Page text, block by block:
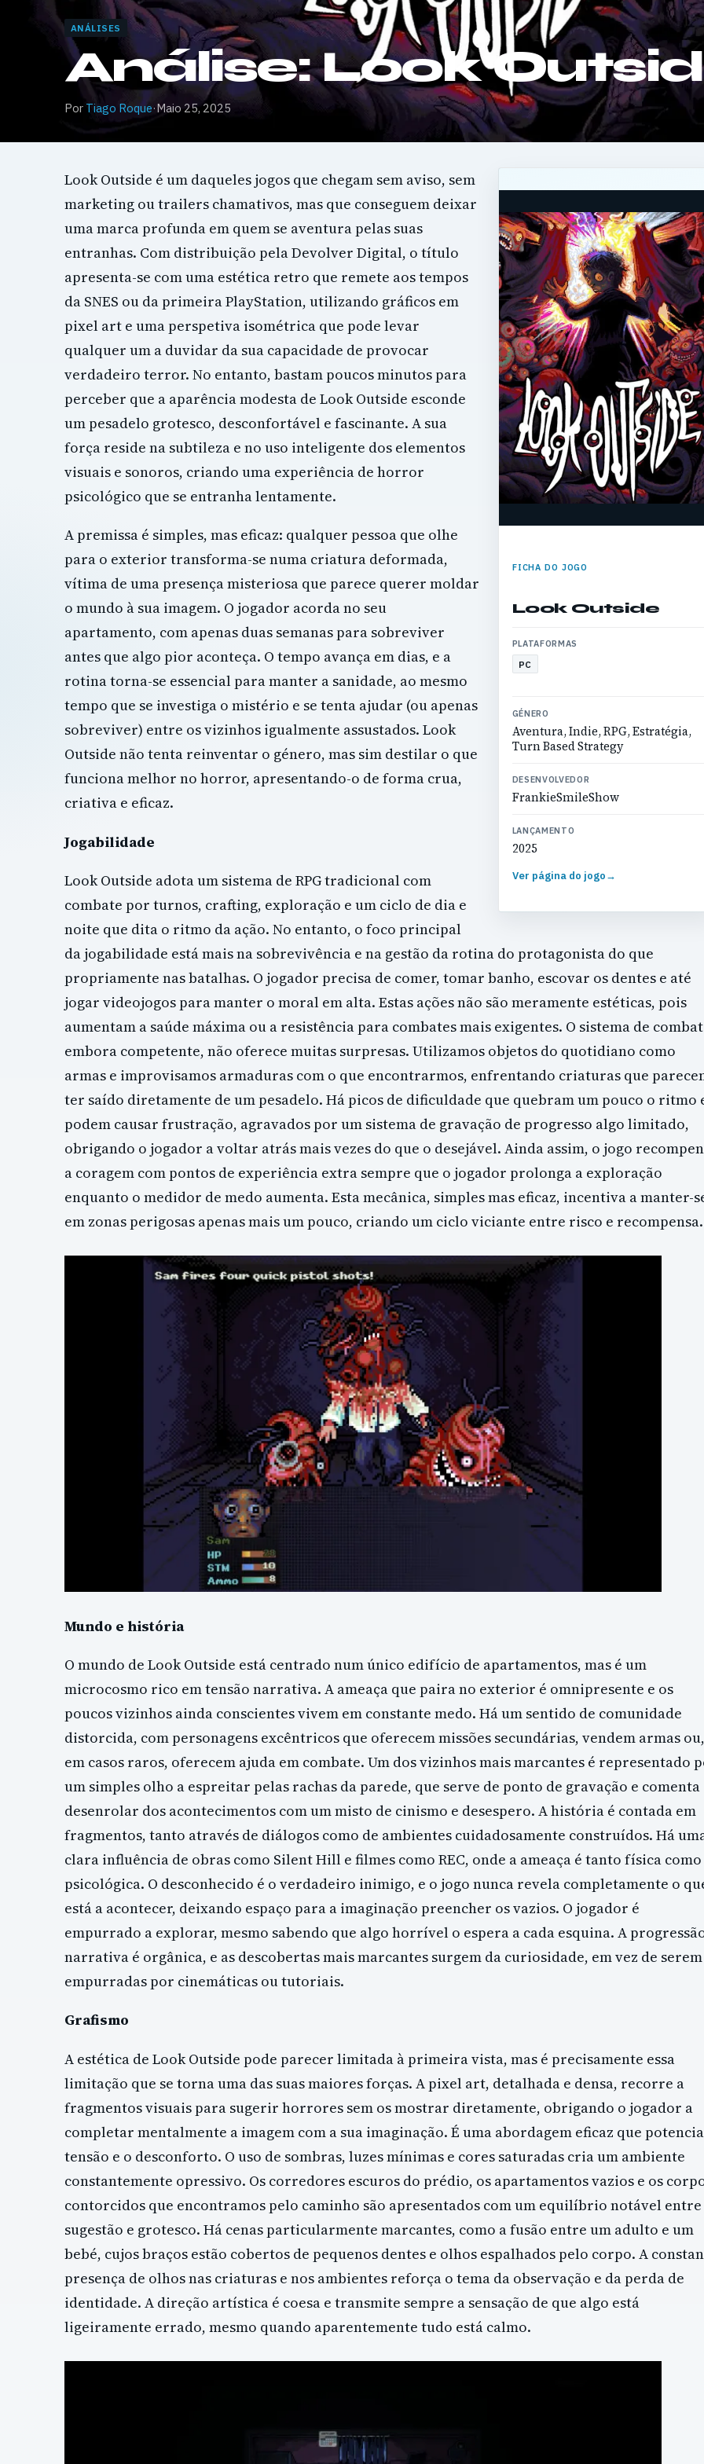
ANÁLISES
Análise: Look
Por Tiago Roque·Maio 25, 2025
FICHA DO JOGO
Look Outside
PLATAFORMAS
PC
GÉNERO
Aventura, Indie, RPG, Estratégia,
Turn Based Strategy
DESENVOLVEDOR
FrankieSmileShow
LANÇAMENTO
2025
Ver página do jogo→
Look Outside é um daqueles jogos que chegam sem aviso, sem
marketing ou trailers chamativos, mas que conseguem deixar
uma marca profunda em quem se aventura pelas suas
entranhas. Com distribuição pela Devolver Digital, o título
apresenta-se com uma estética retro que remete aos tempos
da SNES ou da primeira PlayStation, utilizando gráficos em
pixel art e uma perspetiva isométrica que pode levar
qualquer um a duvidar da sua capacidade de provocar
verdadeiro terror. No entanto, bastam poucos minutos para
perceber que a aparência modesta de Look Outside esconde
um pesadelo grotesco, desconfortável e fascinante. A sua
força reside na subtileza e no uso inteligente dos elementos
visuais e sonoros, criando uma experiência de horror
psicológico que se entranha lentamente.
A premissa é simples, mas eficaz: qualquer pessoa que olhe
para o exterior transforma-se numa criatura deformada,
vítima de uma presença misteriosa que parece querer moldar
o mundo à sua imagem. O jogador acorda no seu
apartamento, com apenas duas semanas para sobreviver
antes que algo pior aconteça. O tempo avança em dias, e a
rotina torna-se essencial para manter a sanidade, ao mesmo
tempo que se investiga o mistério e se tenta ajudar (ou apenas
sobreviver) entre os vizinhos igualmente assustados. Look
Outside não tenta reinventar o género, mas sim destilar o que
funciona melhor no horror, apresentando-o de forma crua,
criativa e eficaz.
Jogabilidade
Look Outside adota um sistema de RPG tradicional com
combate por turnos, crafting, exploração e um ciclo de dia e
noite que dita o ritmo da ação. No entanto, o foco principal
da jogabilidade está mais na sobrevivência e na gestão da rotina do protagonista do que
propriamente nas batalhas. O jogador precisa de comer, tomar banho, escovar os dentes e até
jogar videojogos para manter o moral em alta. Estas ações não são meramente estéticas, pois
aumentam a saúde máxima ou a resistência para combates mais exigentes. O sistema de
embora competente, não oferece muitas surpresas. Utilizamos objetos do quotidiano como
armas e improvisamos armaduras com o que encontrarmos, enfrentando criaturas que
ter saído diretamente de um pesadelo. Há picos de dificuldade que quebram um pouco o ritmo
podem causar frustração, agravados por um sistema de gravação de progresso algo limitado,
obrigando o jogador a voltar atrás mais vezes do que o desejável. Ainda assim, o jogo
a coragem com pontos de experiência extra sempre que o jogador prolonga a exploração
enquanto o medidor de medo aumenta. Esta mecânica, simples mas eficaz, incentiva a manter-
em zonas perigosas apenas mais um pouco, criando um ciclo viciante entre risco e recompensa.
Mundo e história
O mundo de Look Outside está centrado num único edifício de apartamentos, mas é um
microcosmo rico em tensão narrativa. A ameaça que paira no exterior é omnipresente e os
poucos vizinhos ainda conscientes vivem em constante medo. Há um sentido de comunidade
distorcida, com personagens excêntricos que oferecem missões secundárias, vendem armas ou,
em casos raros, oferecem ajuda em combate. Um dos vizinhos mais marcantes é representado
um simples olho a espreitar pelas rachas da parede, que serve de ponto de gravação e comenta
desenrolar dos acontecimentos com um misto de cinismo e desespero. A história é contada em
fragmentos, tanto através de diálogos como de ambientes cuidadosamente construídos. Há
clara influência de obras como Silent Hill e filmes como REC, onde a ameaça é tanto física como
psicológica. O desconhecido é o verdadeiro inimigo, e o jogo nunca revela completamente o
está a acontecer, deixando espaço para a imaginação preencher os vazios. O jogador é
empurrado a explorar, mesmo sabendo que algo horrível o espera a cada esquina. A
narrativa é orgânica, e as descobertas mais marcantes surgem da curiosidade, em vez de serem
empurradas por cinemáticas ou tutoriais.
Grafismo
A estética de Look Outside pode parecer limitada à primeira vista, mas é precisamente essa
limitação que se torna uma das suas maiores forças. A pixel art, detalhada e densa, recorre a
fragmentos visuais para sugerir horrores sem os mostrar diretamente, obrigando o jogador a
completar mentalmente a imagem com a sua imaginação. É uma abordagem eficaz que
tensão e o desconforto. O uso de sombras, luzes mínimas e cores saturadas cria um ambiente
constantemente opressivo. Os corredores escuros do prédio, os apartamentos vazios e os
contorcidos que encontramos pelo caminho são apresentados com um equilíbrio notável entre
sugestão e grotesco. Há cenas particularmente marcantes, como a fusão entre um adulto e um
bebé, cujos braços estão cobertos de pequenos dentes e olhos espalhados pelo corpo. A
presença de olhos nas criaturas e nos ambientes reforça o tema da observação e da perda de
identidade. A direção artística é coesa e transmite sempre a sensação de que algo está
ligeiramente errado, mesmo quando aparentemente tudo está calmo.